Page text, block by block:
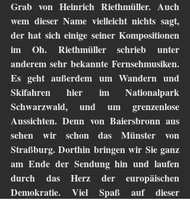
Grab von Heinrich Riethmüller. Auch
wem dieser Name vielleicht nichts sagt,
der hat sich einige seiner Kompositionen
im Oh. Riethmüller schrieb unter
anderem sehr bekannte Fernsehmusiken.
Es geht außerdem um Wandern und
Skifahren hier im Nationalpark
Schwarzwald, und um grenzenlose
Aussichten. Denn von Baiersbronn aus
sehen wir schon das Münster von
Straßburg. Dorthin bringen wir Sie ganz
am Ende der Sendung hin und laufen
durch das Herz der europäischen
Demokratie. Viel Spaß auf dieser